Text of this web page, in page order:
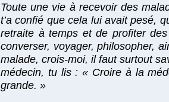
Toute une vie à recevoir des
t’a confié que cela lui avait pesé,
retraite à temps et de profiter
converser, voyager, philosopher,
malade, crois-moi, il faut surtout
médecin, tu lis : « Croire à la
grande. »